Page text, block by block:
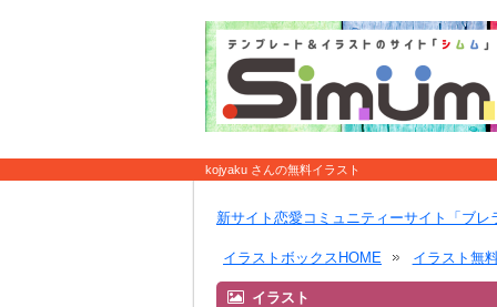
kojyaku さんの無料イラスト
新サイト恋愛コミュニティーサイト「ブレ
イラストボックスHOME イラスト無
イラスト